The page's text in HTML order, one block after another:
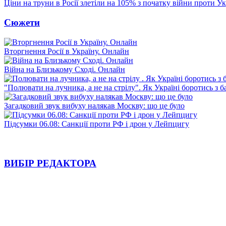
Ціни на труни в Росії злетіли на 105% з початку війни проти
Сюжети
Вторгнення Росії в Україну. Онлайн
Війна на Близькому Сході. Онлайн
"Полювати на лучника, а не на стрілу". Як Україні боротись з
Загадковий звук вибуху налякав Москву: що це було
Підсумки 06.08: Санкції проти РФ і дрон у Лейпцигу
ВИБІР РЕДАКТОРА